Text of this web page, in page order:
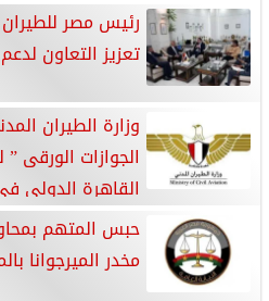
رئيس مصر
تعزيز التعاون
وزارة الطيران
الجوازات الورقى
القاهرة الدولي
مخدر الميرجوانا